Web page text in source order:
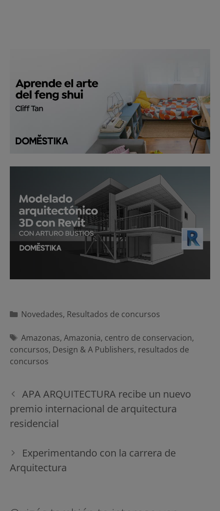
Categorías
Novedades, Resultados de concursos
Etiquetas
Amazonas, Amazonia, centro de conservacion,
concursos, Design & A Publishers, resultados de
concursos
Navegación
entradas
APA ARQUITECTURA recibe un nuevo
premio internacional de arquitectura
residencial
Experimentando con la carrera de
Arquitectura